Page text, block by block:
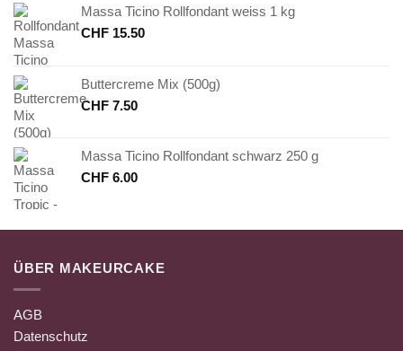
Massa Ticino Rollfondant weiss 1 kg
CHF 15.50
Buttercreme Mix (500g)
CHF 7.50
Massa Ticino Rollfondant schwarz 250 g
CHF 6.00
ÜBER MAKEURCAKE
AGB
Datenschutz